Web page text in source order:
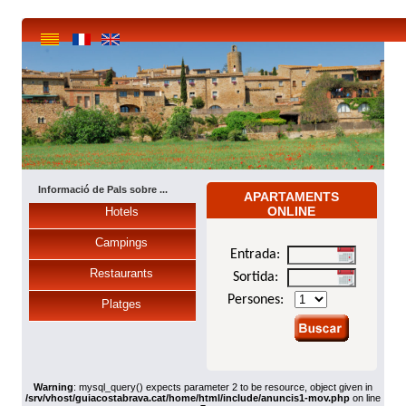
APARTAMENTS
ONLINE
Entrada:
Sortida:
Persones:
Informació de Pals sobre ...
Hotels
Campings
Restaurants
Platges
Warning: mysql_query() expects parameter 2 to be resource, object given in
/srv/vhost/guiacostabrava.cat/home/html/include/anuncis1-mov.phpon line